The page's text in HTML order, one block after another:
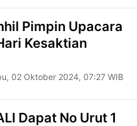
Pimpin Upacara
Kesaktian
02 Oktober 2024, 07:27 WIB
Dapat No Urut 1